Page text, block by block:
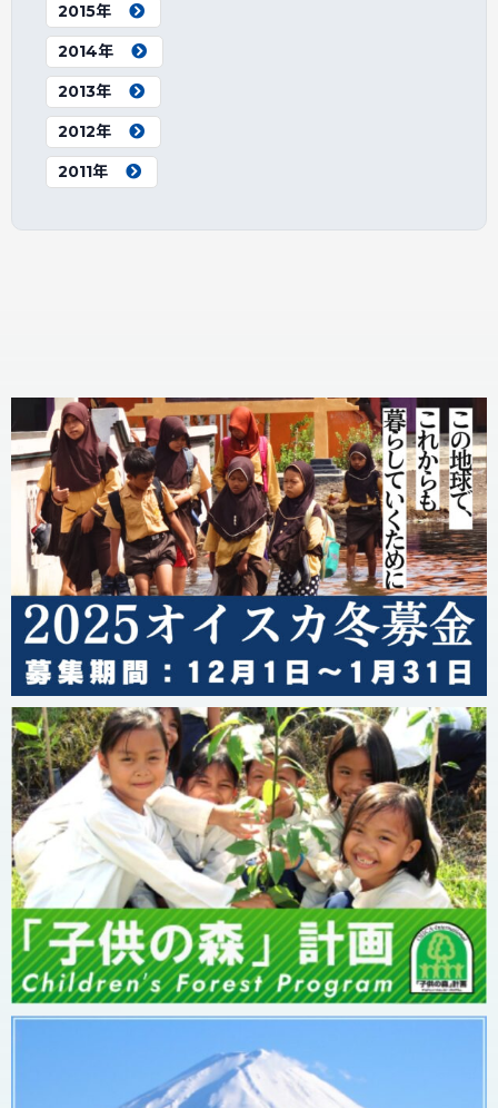
2015年
2014年
2013年
2012年
2011年